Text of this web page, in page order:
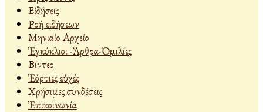
Εἰδήσεις
Ροή ειδήσεων
Μηνιαίο Αρχείο
Ἐγκύκλιοι -Ἄρθρα-Ὁμιλίες
Βίντεο
Ἐόρτιες εὐχές
Χρήσιμες συνδέσεις
Ἐπικοινωνία